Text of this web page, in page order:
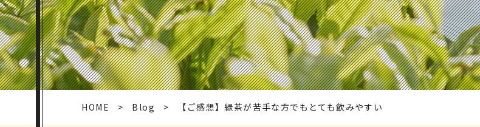
HOME Blog 【ご感想】緑茶が苦手な方でもとても飲みやすい